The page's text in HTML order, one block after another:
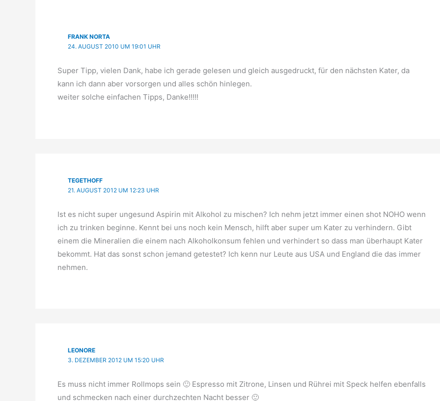
FRANK NORTA
24. AUGUST 2010 UM 19:01 UHR
Super Tipp, vielen Dank, habe ich gerade gelesen und gleich ausgedruckt, für den nächsten Kater, da
kann ich dann aber vorsorgen und alles schön hinlegen.
weiter solche einfachen Tipps, Danke!!!!!
TEGETHOFF
21. AUGUST 2012 UM 12:23 UHR
Ist es nicht super ungesund Aspirin mit Alkohol zu mischen? Ich nehm jetzt immer einen shot NOHO wenn
ich zu trinken beginne. Kennt bei uns noch kein Mensch, hilft aber super um Kater zu verhindern. Gibt
einem die Mineralien die einem nach Alkoholkonsum fehlen und verhindert so dass man überhaupt Kater
bekommt. Hat das sonst schon jemand getestet? Ich kenn nur Leute aus USA und England die das immer
nehmen.
LEONORE
3. DEZEMBER 2012 UM 15:20 UHR
Es muss nicht immer Rollmops sein 🙂 Espresso mit Zitrone, Linsen und Rührei mit Speck helfen ebenfalls
und schmecken nach einer durchzechten Nacht besser 🙂